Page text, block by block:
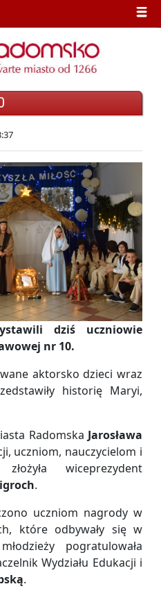
dziś uczniowie
nr 10.
aktorsko dzieci wraz
historię Maryi,
Radomska Jarosława
uczniom, nauczycielom i
wiceprezydent
.
uczniom nagrody w
które odbywały się w
pogratulowała
Wydziału Edukacji i
.